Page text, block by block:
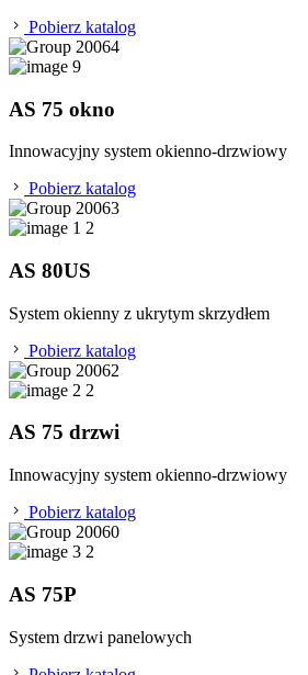
Pobierz katalog
AS 75 okno
Innowacyjny system okienno-drzwiowy
Pobierz katalog
AS 80US
System okienny z ukrytym skrzydłem
Pobierz katalog
AS 75 drzwi
Innowacyjny system okienno-drzwiowy
Pobierz katalog
AS 75P
System drzwi panelowych